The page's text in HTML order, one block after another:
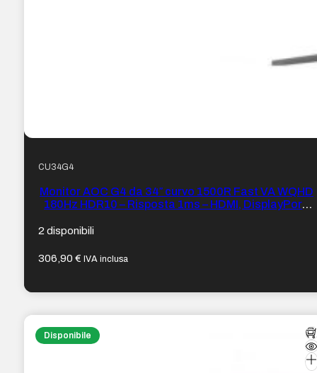
CU34G4
Monitor AOC G4 da 34″ curvo 1500R Fast VA WQHD
180Hz HDR10 – Risposta 1ms – HDMI, DisplayPort,
2 disponibili
306,90€ IVA inclusa
Disponibile